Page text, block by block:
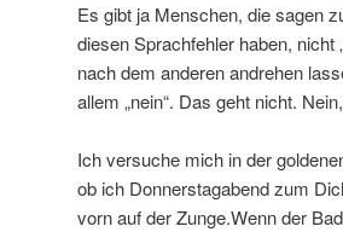
Es gibt ja Menschen, die sagen
diesen Sprachfehler haben, nicht
nach dem anderen andrehen
allem „nein“. Das geht nicht.
Ich versuche mich in der
ob ich Donnerstagabend zum
vorn auf der Zunge.Wenn der